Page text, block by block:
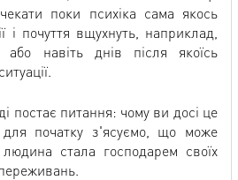
поки психіка сама якось
і почуття вщухнуть, наприклад,
навіть днів після якоїсь
постає питання: чому ви досі це
початку з'ясуємо, що може
стала господарем своїх